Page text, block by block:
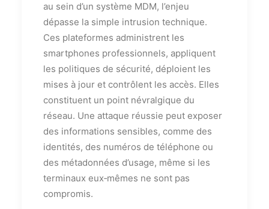
au sein d’un système MDM, l’enjeu
dépasse la simple intrusion technique.
Ces plateformes administrent les
smartphones professionnels, appliquent
les politiques de sécurité, déploient les
mises à jour et contrôlent les accès. Elles
constituent un point névralgique du
réseau. Une attaque réussie peut exposer
des informations sensibles, comme des
identités, des numéros de téléphone ou
des métadonnées d’usage, même si les
terminaux eux‑mêmes ne sont pas
compromis.